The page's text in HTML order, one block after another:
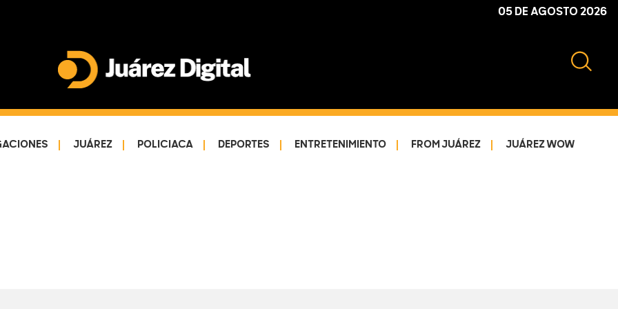
05 DE AGOSTO 2026
Digital
y
protegemos
JUÁREZ POLICIACA DEPORTES ENTRETENIMIENTO FROM JUÁREZ JUÁREZ WOW